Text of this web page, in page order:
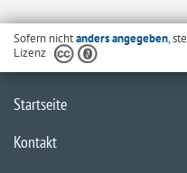
Sofern nichtanders angegeben,
Lizenz
Startseite
Kontakt